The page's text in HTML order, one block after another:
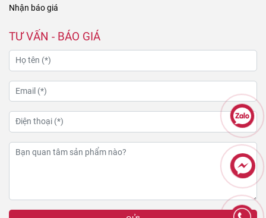
Nhận báo giá
TƯ VẤN - BÁO GIÁ